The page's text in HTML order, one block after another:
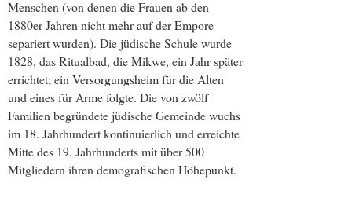
Menschen (von denen die Frauen ab den
1880er Jahren nicht mehr auf der Empore
separiert wurden). Die jüdische Schule wurde
1828, das Ritualbad, die Mikwe, ein Jahr später
errichtet; ein Versorgungsheim für die Alten
und eines für Arme folgte. Die von zwölf
Familien begründete jüdische Gemeinde wuchs
im 18. Jahrhundert kontinuierlich und erreichte
Mitte des 19. Jahrhunderts mit über 500
Mitgliedern ihren demografischen Höhepunkt.